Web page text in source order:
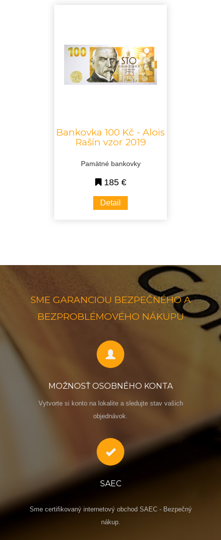
Bankovka 100 Kč - Alois
Rašín vzor 2019
Pamätné bankovky
185 €
Detail
SME GARANCIOU BEZPEČNÉHO A
BEZPROBLÉMOVÉHO NÁKUPU
MOŽNOSŤ OSOBNÉHO KONTA
Vytvorte si konto na lokalite a sledujte stav vašich
objednávok.
SAEC
Sme certifikovaný internetový obchod SAEC - Bezpečný
nákup.